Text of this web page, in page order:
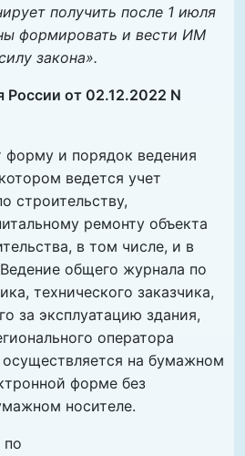
получить после 1 июля
формировать и вести ИМ
закона».
России от 02.12.2022 N
форму и порядок ведения
ведется учет
строительству,
ремонту объекта
в том числе, и в
общего журнала по
технического заказчика,
за эксплуатацию здания,
оператора
на бумажном
форме без
носителе.
по